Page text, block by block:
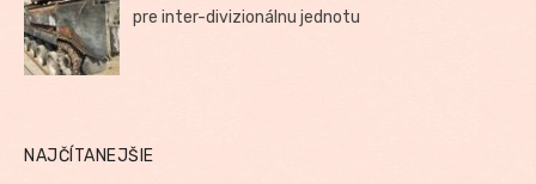
pre inter-divizionálnu jednotu
NAJČÍTANEJŠIE